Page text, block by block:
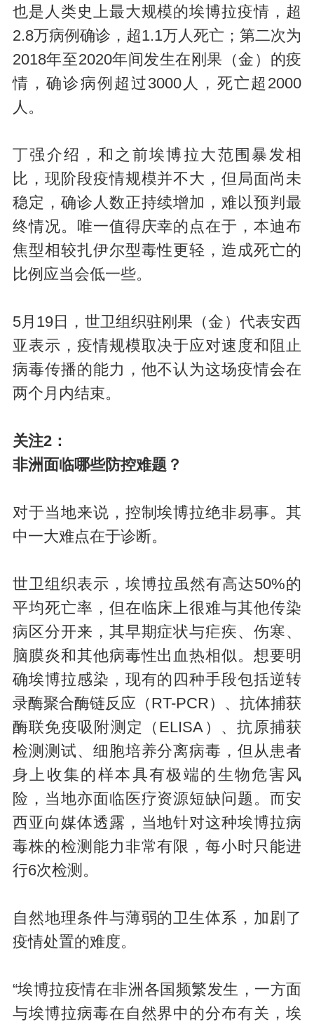
也是人类史上最大规模的埃博拉疫情，超
2.8万病例确诊，超1.1万人死亡；第二次为
2018年至2020年间发生在刚果（金）的疫
情，确诊病例超过3000人，死亡超2000
人。
丁强介绍，和之前埃博拉大范围暴发相
比，现阶段疫情规模并不大，但局面尚未
稳定，确诊人数正持续增加，难以预判最
终情况。唯一值得庆幸的点在于，本迪布
焦型相较扎伊尔型毒性更轻，造成死亡的
比例应当会低一些。
5月19日，世卫组织驻刚果（金）代表安西
亚表示，疫情规模取决于应对速度和阻止
病毒传播的能力，他不认为这场疫情会在
两个月内结束。
关注2：
非洲面临哪些防控难题？
对于当地来说，控制埃博拉绝非易事。其
中一大难点在于诊断。
世卫组织表示，埃博拉虽然有高达50%的
平均死亡率，但在临床上很难与其他传染
病区分开来，其早期症状与疟疾、伤寒、
脑膜炎和其他病毒性出血热相似。想要明
确埃博拉感染，现有的四种手段包括逆转
录酶聚合酶链反应（RT-PCR）、抗体捕获
酶联免疫吸附测定（ELISA）、抗原捕获
检测测试、细胞培养分离病毒，但从患者
身上收集的样本具有极端的生物危害风
险，当地亦面临医疗资源短缺问题。而安
西亚向媒体透露，当地针对这种埃博拉病
毒株的检测能力非常有限，每小时只能进
行6次检测。
自然地理条件与薄弱的卫生体系，加剧了
疫情处置的难度。
“埃博拉疫情在非洲各国频繁发生，一方面
与埃博拉病毒在自然界中的分布有关，埃